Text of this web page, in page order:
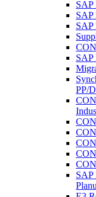
SAP
SAP
SAP
SAP
PP/
SAP